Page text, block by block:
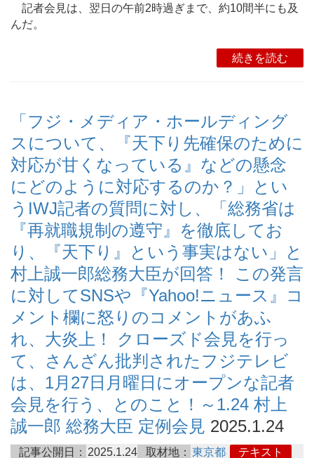
記者会見は、翌日の午前2時過ぎまで、約10間半にも及
んだ。
続きを読む
「フジ・メディア・ホールディング
スについて、『天下り先確保のために
対応が甘くなっている』などの懸念
にどのように対応するのか？」とい
うIWJ記者の質問に対し、「総務省は
『再就職規制の遵守』を徹底してお
り、『天下り』という事実はない」と
村上誠一郎総務大臣が回答！ この発言
に対してSNSや『Yahoo!ニュース』コ
メント欄に怒りのコメントがあふ
れ、大炎上！ クローズド会見を行っ
て、さんざん批判されたフジテレビ
は、1月27日月曜日にオープンな記者
会見を行う、とのこと！～1.24 村上
誠一郎 総務大臣 定例会見 2025.1.24
記事公開日： 2025.1.24 取材地： 東京都 テキスト